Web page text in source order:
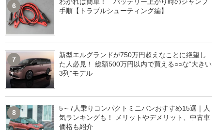
6
わかれば簡単！ バッテリー上がり時のジャンプ
手順【トラブルシューティング編】
7
新型エルグランドが750万円超えなことに絶望し
た人必見！ 総額500万円以内で買える○○な“大きい
3列”モデル
8
5～7人乗りコンパクトミニバンおすすめ15選｜人
気ランキングも！ メリットやデメリット、中古車
価格も紹介